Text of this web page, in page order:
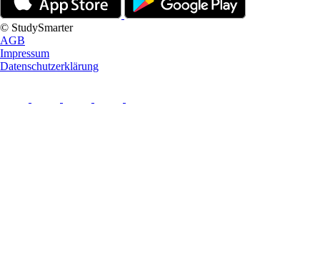
© StudySmarter
AGB
Impressum
Datenschutzerklärung